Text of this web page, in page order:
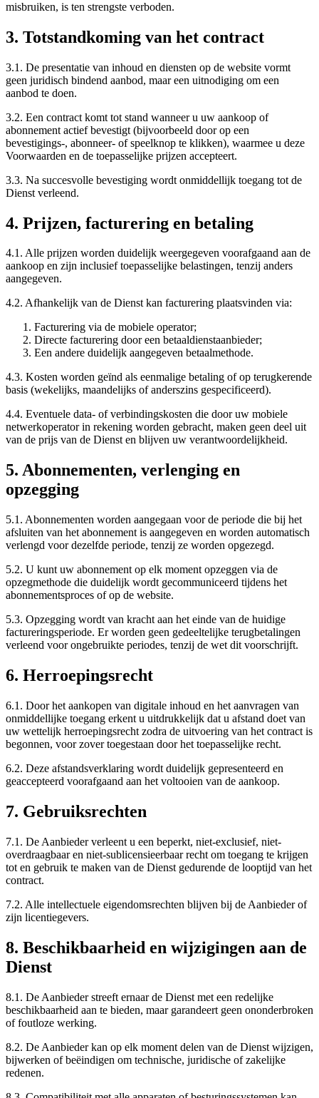
misbruiken, is ten strengste verboden.
3. Totstandkoming van het contract
3.1. De presentatie van inhoud en diensten op de website vormt
geen juridisch bindend aanbod, maar een uitnodiging om een
aanbod te doen.
3.2. Een contract komt tot stand wanneer u uw aankoop of
abonnement actief bevestigt (bijvoorbeeld door op een
bevestigings-, abonneer- of speelknop te klikken), waarmee u deze
Voorwaarden en de toepasselijke prijzen accepteert.
3.3. Na succesvolle bevestiging wordt onmiddellijk toegang tot de
Dienst verleend.
4. Prijzen, facturering en betaling
4.1. Alle prijzen worden duidelijk weergegeven voorafgaand aan de
aankoop en zijn inclusief toepasselijke belastingen, tenzij anders
aangegeven.
4.2. Afhankelijk van de Dienst kan facturering plaatsvinden via:
Facturering via de mobiele operator;
Directe facturering door een betaaldienstaanbieder;
Een andere duidelijk aangegeven betaalmethode.
4.3. Kosten worden geïnd als eenmalige betaling of op terugkerende
basis (wekelijks, maandelijks of anderszins gespecificeerd).
4.4. Eventuele data- of verbindingskosten die door uw mobiele
netwerkoperator in rekening worden gebracht, maken geen deel uit
van de prijs van de Dienst en blijven uw verantwoordelijkheid.
5. Abonnementen, verlenging en
opzegging
5.1. Abonnementen worden aangegaan voor de periode die bij het
afsluiten van het abonnement is aangegeven en worden automatisch
verlengd voor dezelfde periode, tenzij ze worden opgezegd.
5.2. U kunt uw abonnement op elk moment opzeggen via de
opzegmethode die duidelijk wordt gecommuniceerd tijdens het
abonnementsproces of op de website.
5.3. Opzegging wordt van kracht aan het einde van de huidige
factureringsperiode. Er worden geen gedeeltelijke terugbetalingen
verleend voor ongebruikte periodes, tenzij de wet dit voorschrijft.
6. Herroepingsrecht
6.1. Door het aankopen van digitale inhoud en het aanvragen van
onmiddellijke toegang erkent u uitdrukkelijk dat u afstand doet van
uw wettelijk herroepingsrecht zodra de uitvoering van het contract is
begonnen, voor zover toegestaan door het toepasselijke recht.
6.2. Deze afstandsverklaring wordt duidelijk gepresenteerd en
geaccepteerd voorafgaand aan het voltooien van de aankoop.
7. Gebruiksrechten
7.1. De Aanbieder verleent u een beperkt, niet-exclusief, niet-
overdraagbaar en niet-sublicensieerbaar recht om toegang te krijgen
tot en gebruik te maken van de Dienst gedurende de looptijd van het
contract.
7.2. Alle intellectuele eigendomsrechten blijven bij de Aanbieder of
zijn licentiegevers.
8. Beschikbaarheid en wijzigingen aan de
Dienst
8.1. De Aanbieder streeft ernaar de Dienst met een redelijke
beschikbaarheid aan te bieden, maar garandeert geen ononderbroken
of foutloze werking.
8.2. De Aanbieder kan op elk moment delen van de Dienst wijzigen,
bijwerken of beëindigen om technische, juridische of zakelijke
redenen.